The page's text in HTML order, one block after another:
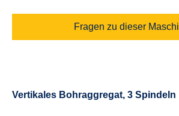
Fragen zu dieser
Vertikales Bohraggregat, 3 Spindeln